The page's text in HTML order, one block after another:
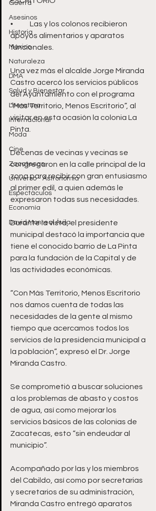
Guerra
Asesinos
Historia
México
Naturaleza
DMA
Salud y Bienestar
Literatura
Internacional
Moda
Cine
Zacatecas
Universo - Astronomía
Espectáculos
Economía
David Monreal Ávila
•	Las y los colonos recibieron
apoyos alimentarios y aparatos
funcionales.
Una vez más el alcalde Jorge Miranda
Castro acercó los servicios públicos
del Ayuntamiento con el programa
“Más Territorio, Menos Escritorio”, al
visitar en esta ocasión la colonia La
Pinta.
Decenas de vecinas y vecinas se
congregaron en la calle principal de la
zona para recibir con gran entusiasmo
al primer edil, a quien además le
expresaron todas sus necesidades.
Durante la vista, el presidente
municipal destacó la importancia que
tiene el conocido barrio de La Pinta
para la fundación de la Capital y de
las actividades económicas.
“Con Más Territorio, Menos Escritorio
nos damos cuenta de todas las
necesidades de la gente al mismo
tiempo que acercamos todos los
servicios de la presidencia municipal a
la población”, expresó el Dr. Jorge
Miranda Castro.
Se comprometió a buscar soluciones
a los problemas de abasto y costos
de agua, así como mejorar los
servicios básicos de las colonias de
Zacatecas, esto “sin endeudar al
municipio”.
Acompañado por las y los miembros
del Cabildo, así como por secretarias
y secretarios de su administración,
Miranda Castro entregó aparatos